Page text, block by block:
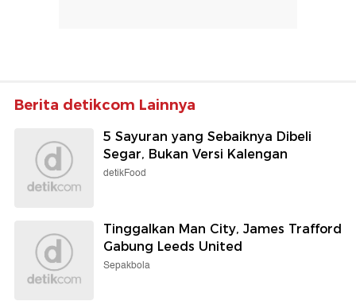
Berita detikcom Lainnya
5 Sayuran yang Sebaiknya Dibeli
Segar, Bukan Versi Kalengan
detikFood
Tinggalkan Man City, James Trafford
Gabung Leeds United
Sepakbola